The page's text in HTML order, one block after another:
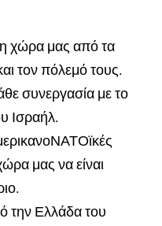
χώρα μας από τα
τον πόλεμό τους.
συνεργασία με το
Ισραήλ.
μας να είναι
την Ελλάδα του